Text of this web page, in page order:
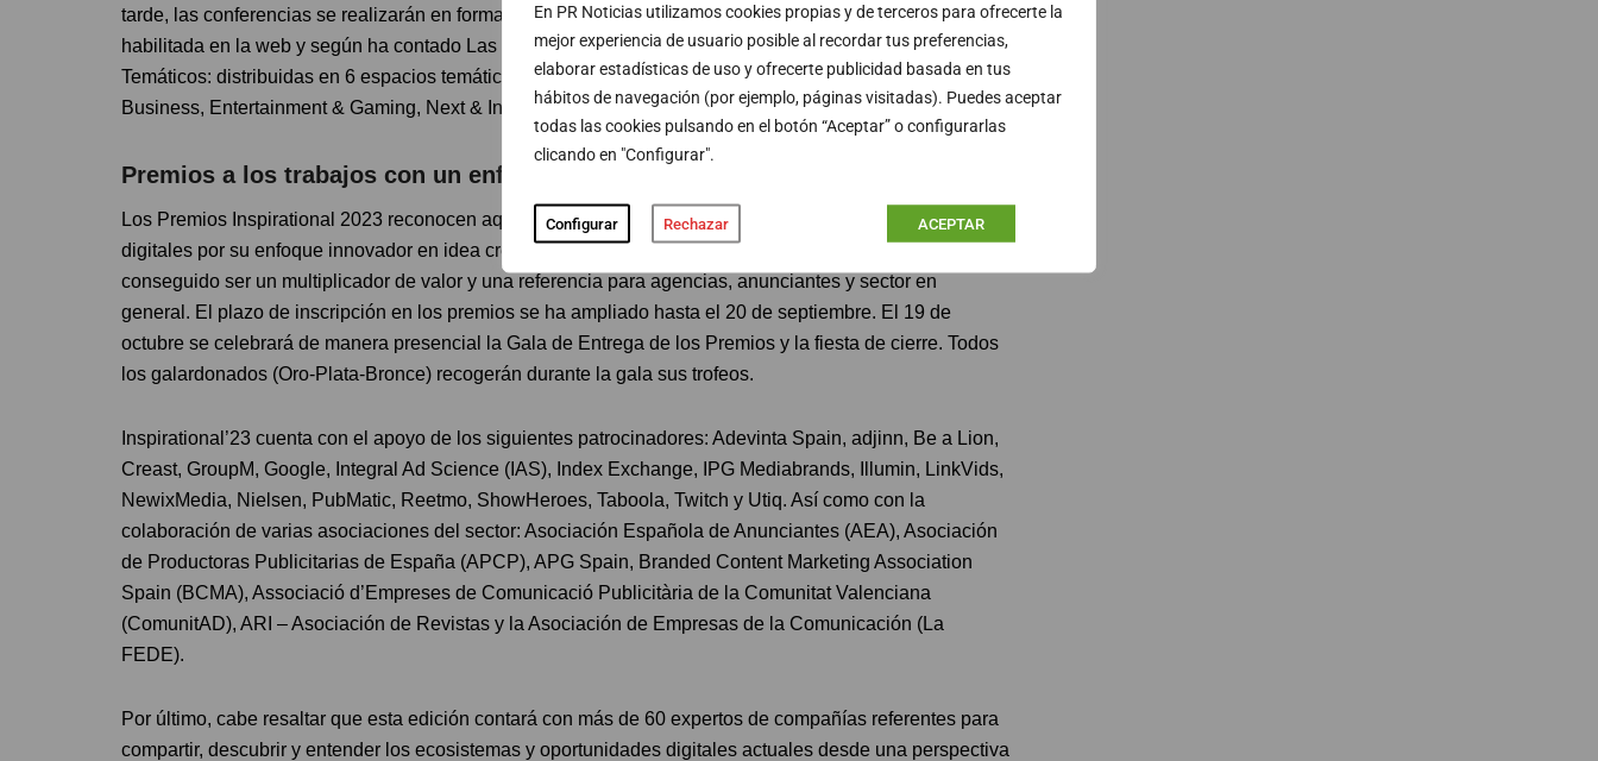
En PR Noticias utilizamos cookies propias y de terceros para ofrecerte la
mejor experiencia de usuario posible al recordar tus preferencias,
elaborar estadísticas de uso y ofrecerte publicidad basada en tus
hábitos de navegación (por ejemplo, páginas visitadas). Puedes aceptar
todas las cookies pulsando en el botón “Aceptar” o configurarlas
clicando en "Configurar".
Configurar Rechazar ACEPTAR
tarde, las conferencias se realizarán en formato online. La venta de entradas para asistir ya está
habilitada en la web y según ha contado Las ponencias se distribuirán en los siguientes Espacios
Temáticos: distribuidas en 6 espacios temáticos: Content & Connected Media, AI & Data, Digital
Business, Entertainment & Gaming, Next & Innovation y Retail Media & Ecommerce.
Premios a los trabajos con un enfoque más innovador
Los Premios Inspirational 2023 reconocen aquellos trabajos que marcan la diferencia en entornos
digitales por su enfoque innovador en idea creativa, planificación estratégica y ejecución, que hayan
conseguido ser un multiplicador de valor y una referencia para agencias, anunciantes y sector en
general. El plazo de inscripción en los premios se ha ampliado hasta el 20 de septiembre. El 19 de
octubre se celebrará de manera presencial la Gala de Entrega de los Premios y la fiesta de cierre. Todos
los galardonados (Oro-Plata-Bronce) recogerán durante la gala sus trofeos.
Inspirational’23 cuenta con el apoyo de los siguientes patrocinadores: Adevinta Spain, adjinn, Be a Lion,
Creast, GroupM, Google, Integral Ad Science (IAS), Index Exchange, IPG Mediabrands, Illumin, LinkVids,
NewixMedia, Nielsen, PubMatic, Reetmo, ShowHeroes, Taboola, Twitch y Utiq. Así como con la
colaboración de varias asociaciones del sector: Asociación Española de Anunciantes (AEA), Asociación
de Productoras Publicitarias de España (APCP), APG Spain, Branded Content Marketing Association
Spain (BCMA), Associació d’Empreses de Comunicació Publicitària de la Comunitat Valenciana
(ComunitAD), ARI – Asociación de Revistas y la Asociación de Empresas de la Comunicación (La
FEDE).
Por último, cabe resaltar que esta edición contará con más de 60 expertos de compañías referentes para
compartir, descubrir y entender los ecosistemas y oportunidades digitales actuales desde una perspectiva